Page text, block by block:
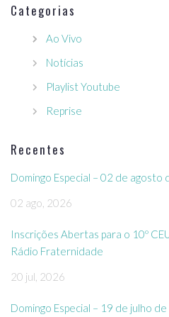
Categorias
Ao Vivo
Notícias
Playlist Youtube
Reprise
Recentes
Domingo Especial – 02 de agosto
02 ago, 2026
Inscrições Abertas para o 10º
Rádio Fraternidade
20 jul, 2026
Domingo Especial – 19 de julho